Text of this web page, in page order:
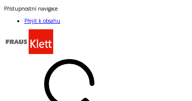
Přístupnostní navigace
Přejít k obsahu